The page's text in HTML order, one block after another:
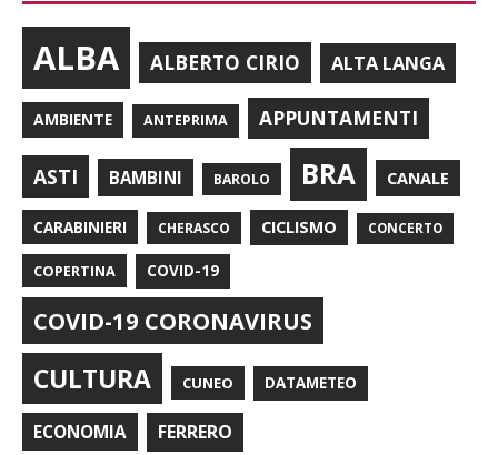
ALBA ALBERTO CIRIO ALTA LANGA
AMBIENTE ANTEPRIMA APPUNTAMENTI
ASTI BAMBINI BAROLO BRA CANALE
CARABINIERI CHERASCO CICLISMO CONCERTO
COPERTINA COVID-19
COVID-19 CORONAVIRUS
CULTURA CUNEO DATAMETEO
ECONOMIA FERRERO